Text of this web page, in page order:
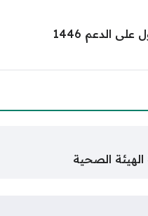
الدعم 1446
الصحية